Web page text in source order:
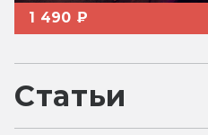
1 490 ₽
Статьи